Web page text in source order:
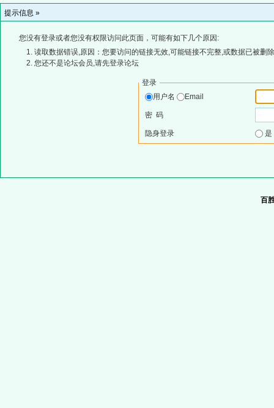
提示信息 »
您没有登录或者您没有权限访问此页面，可能有如下几个原因:
读取数据错误,原因：您要访问的链接无效,可能链接不完整,或数据已被删
您还不是论坛会员,请先登录论坛
登录
用户名
Email
密 码
隐身登录
百